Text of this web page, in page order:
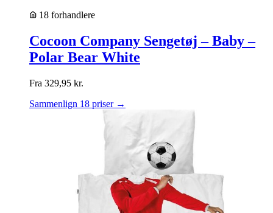
18 forhandlere
Cocoon Company Sengetøj – Baby –
Polar Bear White
Fra 329,95 kr.
Sammenlign 18 priser →